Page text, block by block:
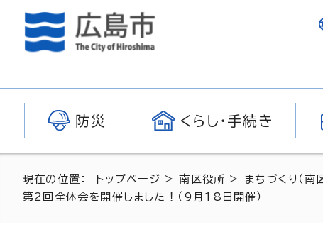
防災 くらし・手続き
現在の位置： トップページ >南区役所 > まちづくり（南
第2回全体会を開催しました！（9月18日開催）